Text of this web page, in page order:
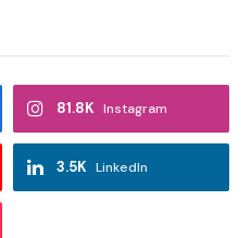
Instagram
81.8K
LinkedIn
3.5K